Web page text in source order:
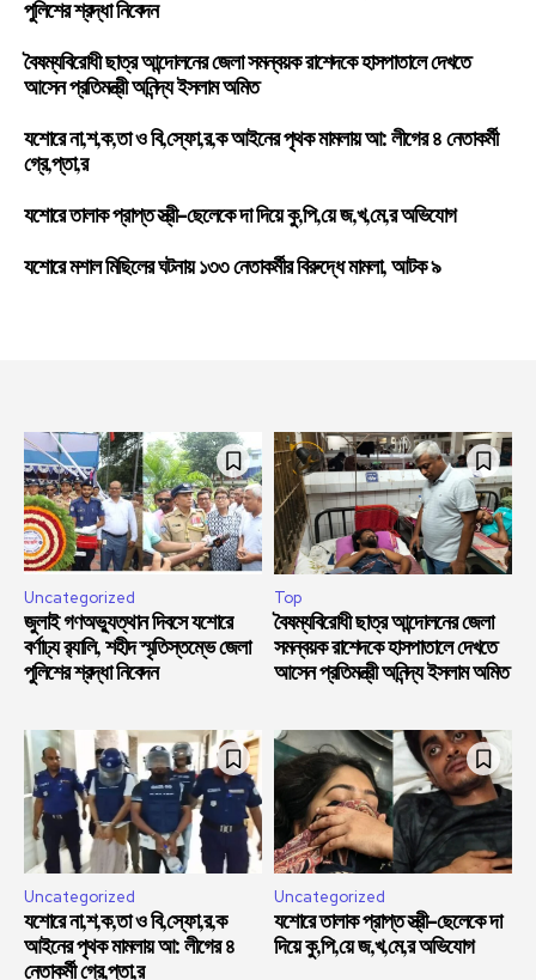
পুলিশের শ্রদ্ধা নিবেদন
বৈষম্যবিরোধী ছাত্র আন্দোলনের জেলা সমন্বয়ক রাশেদকে হাসপাতালে দেখতে
আসেন প্রতিমন্ত্রী অনিন্দ্য ইসলাম অমিত
যশোরে না,শ,ক,তা ও বি,স্ফো,র,ক আইনের পৃথক মামলায় আ: লীগের ৪ নেতাকর্মী
গ্রে,প্তা,র
যশোরে তালাক প্রাপ্ত স্ত্রী-ছেলেকে দা দিয়ে কু,পি,য়ে জ,খ,মে,র অভিযোগ
যশোরে মশাল মিছিলের ঘটনায় ১৩৩ নেতাকর্মীর বিরুদ্ধে মামলা, আটক ৯
Uncategorized
জুলাই গণঅভ্যুত্থান দিবসে যশোরে
বর্ণাঢ্য র‍্যালি, শহীদ স্মৃতিস্তম্ভে জেলা
পুলিশের শ্রদ্ধা নিবেদন
Top
বৈষম্যবিরোধী ছাত্র আন্দোলনের জেলা
সমন্বয়ক রাশেদকে হাসপাতালে দেখতে
আসেন প্রতিমন্ত্রী অনিন্দ্য ইসলাম অমিত
Uncategorized
যশোরে না,শ,ক,তা ও বি,স্ফো,র,ক
আইনের পৃথক মামলায় আ: লীগের ৪
নেতাকর্মী গ্রে,প্তা,র
Uncategorized
যশোরে তালাক প্রাপ্ত স্ত্রী-ছেলেকে দা
দিয়ে কু,পি,য়ে জ,খ,মে,র অভিযোগ